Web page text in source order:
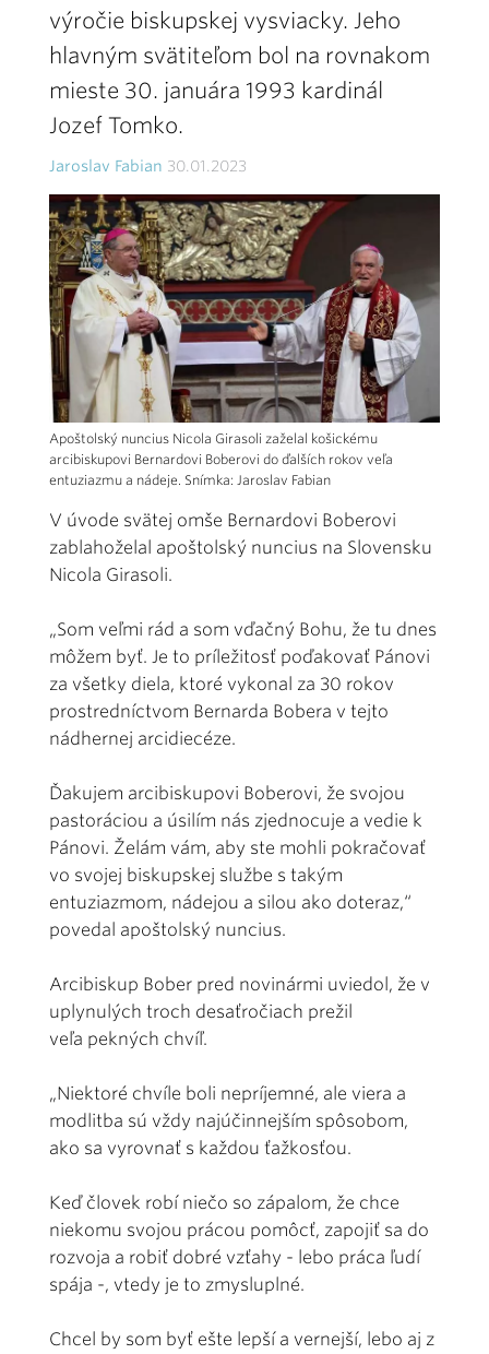
výročie biskupskej vysviacky. Jeho
hlavným svätiteľom bol na rovnakom
mieste 30. januára 1993 kardinál
Jozef Tomko.
Jaroslav Fabian 30.01.2023
Apoštolský nuncius Nicola Girasoli zaželal košickému
arcibiskupovi Bernardovi Boberovi do ďalších rokov veľa
entuziazmu a nádeje. Snímka: Jaroslav Fabian
V úvode svätej omše Bernardovi Boberovi
zablahoželal apoštolský nuncius na Slovensku
Nicola Girasoli.
„Som veľmi rád a som vďačný Bohu, že tu dnes
môžem byť. Je to príležitosť poďakovať Pánovi
za všetky diela, ktoré vykonal za 30 rokov
prostredníctvom Bernarda Bobera v tejto
nádhernej arcidiecéze.
Ďakujem arcibiskupovi Boberovi, že svojou
pastoráciou a úsilím nás zjednocuje a vedie k
Pánovi. Želám vám, aby ste mohli pokračovať
vo svojej biskupskej službe s takým
entuziazmom, nádejou a silou ako doteraz,“
povedal apoštolský nuncius.
Arcibiskup Bober pred novinármi uviedol, že v
uplynulých troch desaťročiach prežil
veľa pekných chvíľ.
„Niektoré chvíle boli nepríjemné, ale viera a
modlitba sú vždy najúčinnejším spôsobom,
ako sa vyrovnať s každou ťažkosťou.
Keď človek robí niečo so zápalom, že chce
niekomu svojou prácou pomôcť, zapojiť sa do
rozvoja a robiť dobré vzťahy - lebo práca ľudí
spája -, vtedy je to zmysluplné.
Chcel by som byť ešte lepší a vernejší, lebo aj z